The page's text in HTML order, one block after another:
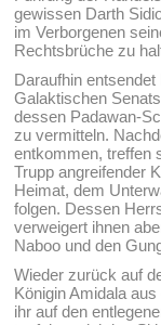
gewissen Darth
im Verborgenen
Rechtsbrüche zu
Daraufhin
Galaktischen
dessen Padawan-
zu vermitteln.
entkommen, treffen
Trupp angreifender
Heimat, dem
folgen. Dessen
verweigert ihnen
Naboo und den
Wieder zurück auf
Königin Amidala
ihr auf den